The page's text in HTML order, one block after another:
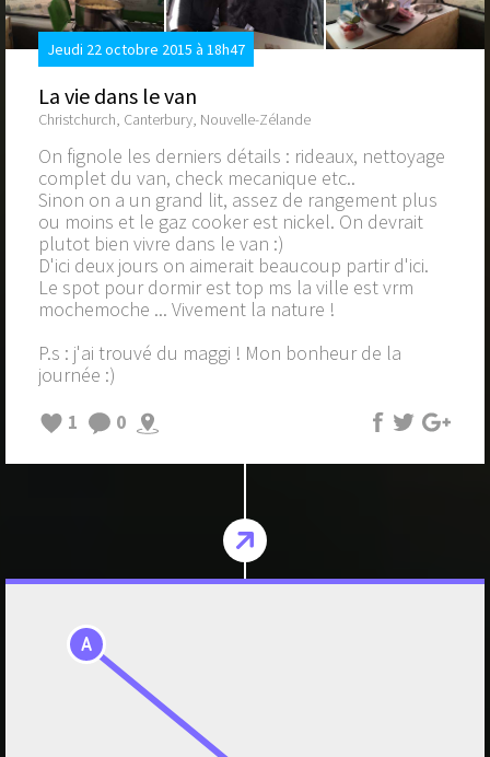
Jeudi 22 octobre 2015 à 18h47
La vie dans le van
Christchurch, Canterbury, Nouvelle-Zélande
On fignole les derniers détails : rideaux, nettoyage
complet du van, check mecanique etc..
Sinon on a un grand lit, assez de rangement plus
ou moins et le gaz cooker est nickel. On devrait
plutot bien vivre dans le van :)
D'ici deux jours on aimerait beaucoup partir d'ici.
Le spot pour dormir est top ms la ville est vrm
mochemoche ... Vivement la nature !
P.s : j'ai trouvé du maggi ! Mon bonheur de la
journée :)
1
0
A